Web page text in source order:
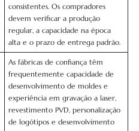
consistentes. Os compradores
devem verificar a produção
regular, a capacidade na época
alta e o prazo de entrega padrão.
As fábricas de confiança têm
frequentemente capacidade de
desenvolvimento de moldes e
experiência em gravação a laser,
revestimento PVD, personalização
de logótipos e desenvolvimento